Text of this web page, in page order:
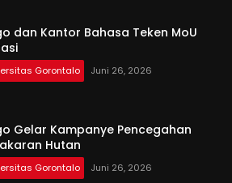
dan Kantor Bahasa Teken MoU
Gorontalo Juni 26, 2026
Gelar Kampanye Pencegahan
Hutan
Gorontalo Juni 26, 2026